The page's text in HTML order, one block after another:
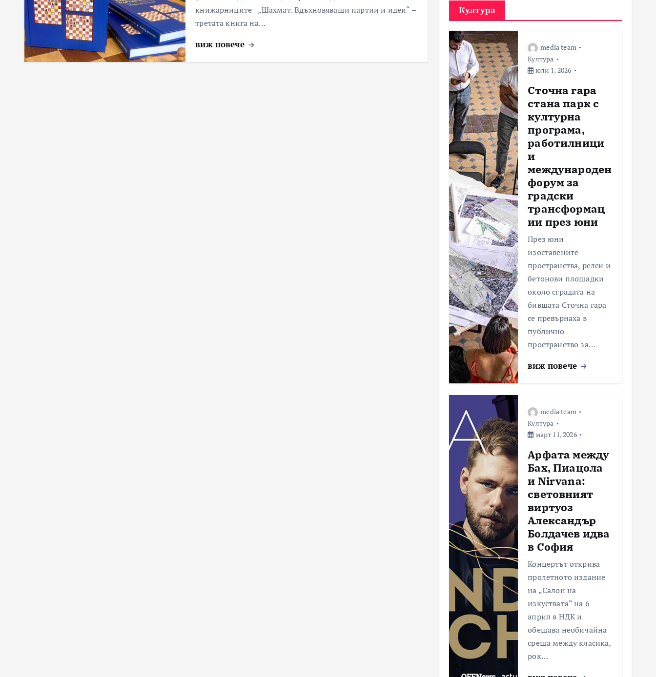
книжарниците „Шахмат. Вдъхновяващи партии и идеи“ –
третата книга на…
виж повече
Култура
media team
Култура
юли 1, 2026
Сточна гара
стана парк с
културна
програма,
работилници
и
международен
форум за
градски
трансформац
ии през юни
През юни
изоставените
пространства, релси и
бетонови площадки
около сградата на
бившата Сточна гара
се превърнаха в
публично
пространство за…
виж повече
media team
Култура
март 11, 2026
Арфата между
Бах, Пиацола
и Nirvana:
световният
виртуоз
Александър
Болдачев идва
в София
Концертът открива
пролетното издание
на „Салон на
изкуствата“ на 6
април в НДК и
обещава необичайна
среща между класика,
рок…